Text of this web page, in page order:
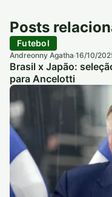
Posts
Futebol
Andreonny Agatha·16/10/
Brasil x Japão:
para Ancelotti